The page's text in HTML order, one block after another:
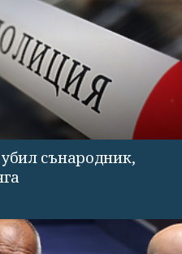
сънародник,